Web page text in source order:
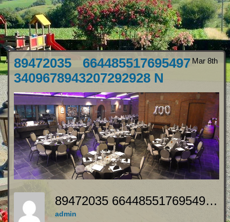
Mar 8th
89472035 664485517695497
3409678943207292928 N
89472035 664485517695497 3409678943207292928 N
admin